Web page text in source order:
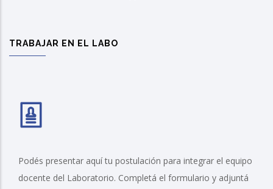
TRABAJAR EN EL LABO
Podés presentar aquí tu postulación para integrar el equipo
docente del Laboratorio. Completá el formulario y adjuntá